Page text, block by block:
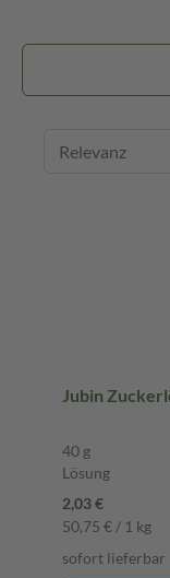
Jubin
40 g
Lösung
2,03 €
50,75 € / 1 kg
sofort lieferbar